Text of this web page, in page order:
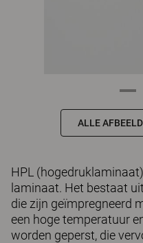
ALLE
HPL
laminaat. Het bestaat
die zijn geïmpregneerd
een hoge temperatuur
worden geperst, die